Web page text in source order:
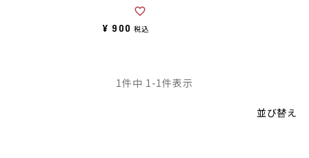
¥ 900 税込
並び替え
1件中 1 -1件表示